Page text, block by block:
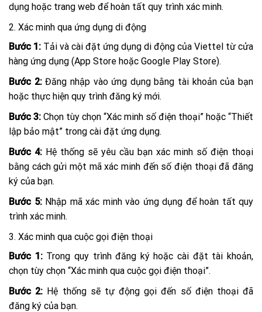
dụng hoặc trang web để hoàn tất quy trình xác minh.
2. Xác minh qua ứng dụng di động
Bước 1: Tải và cài đặt ứng dụng di động của Viettel từ cửa
hàng ứng dụng (App Store hoặc Google Play Store).
Bước 2:Đăng nhập vào ứng dụng bằng tài khoản của bạn
hoặc thực hiện quy trình đăng ký mới.
Bước 3: Chọn tùy chọn “Xác minh số điện thoại” hoặc “Thiết
lập bảo mật” trong cài đặt ứng dụng.
Bước 4: Hệ thống sẽ yêu cầu bạn xác minh số điện thoại
bằng cách gửi một mã xác minh đến số điện thoại đã đăng
ký của bạn.
Bước 5:Nhập mã xác minh vào ứng dụng để hoàn tất quy
trình xác minh.
3. Xác minh qua cuộc gọi điện thoại
Bước 1:Trong quy trình đăng ký hoặc cài đặt tài khoản,
chọn tùy chọn “Xác minh qua cuộc gọi điện thoại”.
Bước 2: Hệ thống sẽ tự động gọi đến số điện thoại đã
đăng ký của bạn.